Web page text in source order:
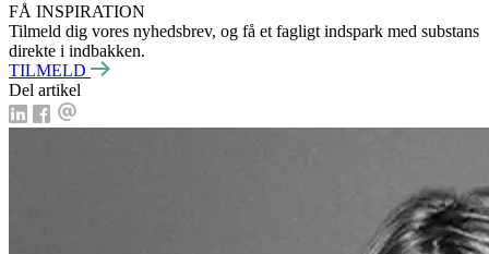
FÅ INSPIRATION
Tilmeld dig vores nyhedsbrev, og få et fagligt indspark med substans
direkte i indbakken.
TILMELD
Del artikel